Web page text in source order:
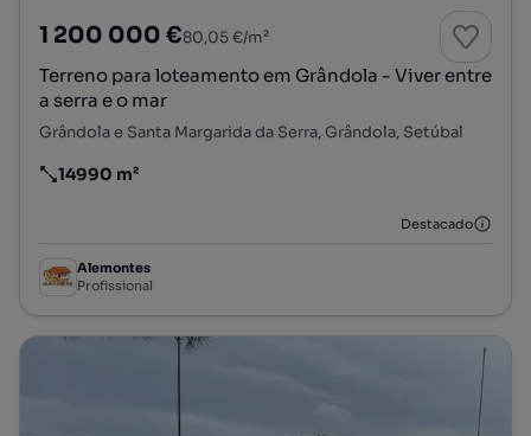
1 200 000 €80,05 €/m²
Terreno para loteamento em Grândola - Viver entre
a serra e o mar
Grândola e Santa Margarida da Serra, Grândola, Setúbal
Preço por metro quadrado
14990 m²
Destacado
Alemontes
Profissional